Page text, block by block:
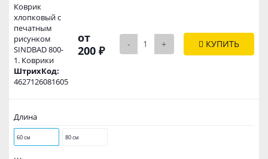
Коврик
хлопковый с
печатным
рисунком
SINDBAD 800-
1. Коврики
ШтрихКод:
4627126081605
от
200 ₽
- + КУПИТЬ
Длина
60 см 80 см